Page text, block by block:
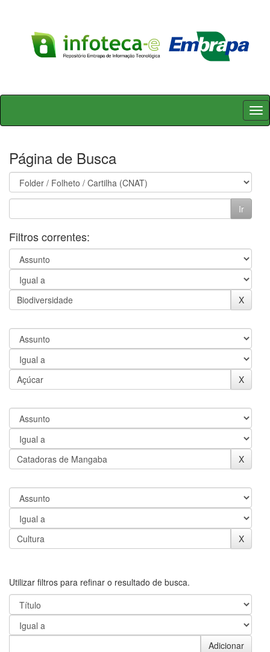
Skip
Página de Busca
Filtros correntes:
Utilizar filtros para refinar o resultado de busca.